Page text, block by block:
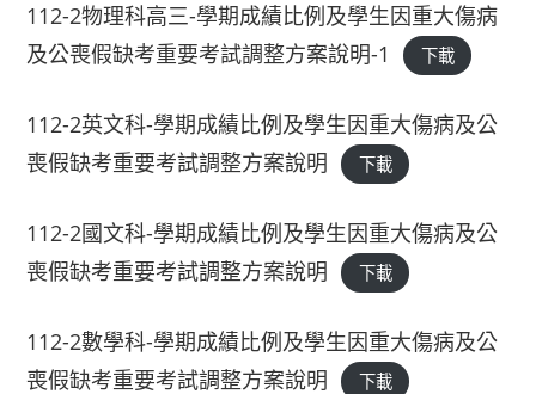
112-2物理科高三-學期成績比例及學生因重大傷病
及公喪假缺考重要考試調整方案說明-1
下載
112-2英文科-學期成績比例及學生因重大傷病及公
喪假缺考重要考試調整方案說明
下載
112-2國文科-學期成績比例及學生因重大傷病及公
喪假缺考重要考試調整方案說明
下載
112-2數學科-學期成績比例及學生因重大傷病及公
喪假缺考重要考試調整方案說明
下載